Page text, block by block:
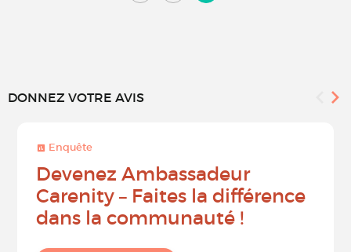
DONNEZ VOTRE AVIS
Enquête
Devenez Ambassadeur
Carenity – Faites la différence
dans la communauté !